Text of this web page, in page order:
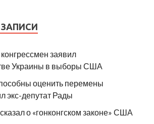
заявил
Украины в выборы США
оценить перемены
экс-депутат Рады
о «гонконгском законе» США